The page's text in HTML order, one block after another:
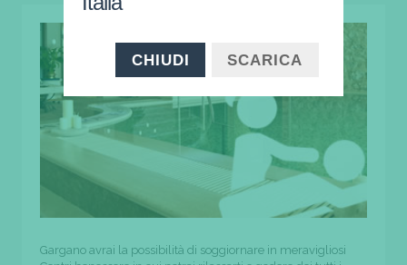
Gargano avrai la possibilità di soggiornare in meravigliosi
CHIUDI SCARICA